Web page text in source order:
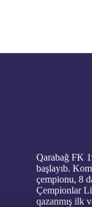
Qarabağ FK
başlayıb.
çempionu, 8
Çempionlar
qazanmış ilk